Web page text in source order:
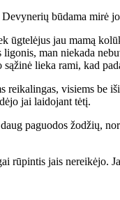
bū­da­ma mi­rė
jau ma­mą
man nie­ka­da
lie­ka ra­mi, kad
rei­ka­lin­gas, vi­siems
jai lai­do­jant tė­tį.
pa­guo­dos žo­džių,
rū­pin­tis jais ne­rei­kė­jo.